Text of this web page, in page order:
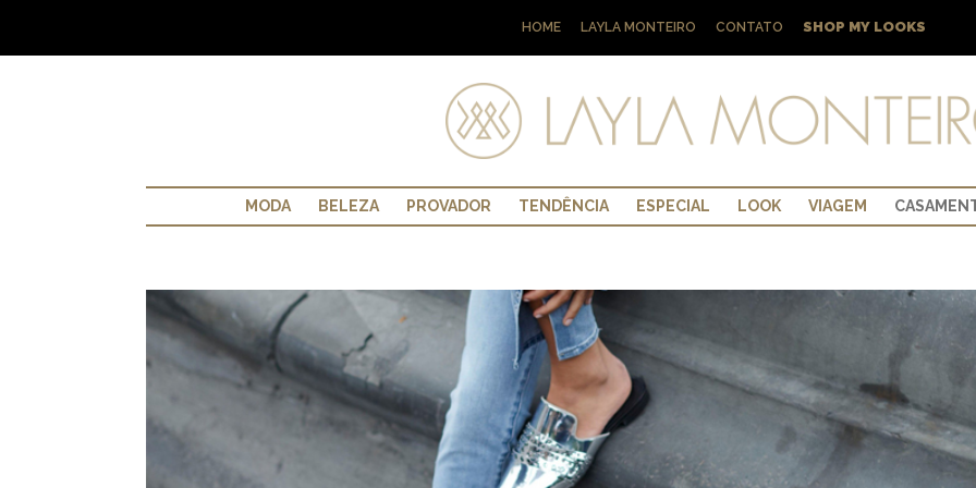
HOME LAYLA MONTEIRO CONTATO SHOP MY LOOKS
MODA BELEZA PROVADOR TENDÊNCIA ESPECIAL LOOK VIAGEM